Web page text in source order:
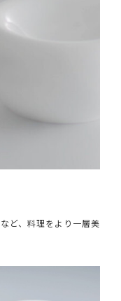
ど、料理をより一層美